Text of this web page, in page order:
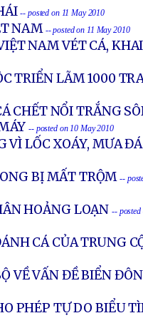
-- posted on 11 May 2010
NAM -- posted on 11 May 2010
NAM VÉT CÁ, KHAI
TRIỂN LÃM 1000
CHẾT NỔI TRẮNG
-- posted on 10 May 2010
VÌ LỐC XOÁY, MƯA ĐÁ
BỊ MẤT TRỘM --
HOẢNG LOẠN -- posted
CÁ CỦA TRUNG
VỀ VẤN ĐỀ BIỂN
PHÉP TỰ DO BIỂU